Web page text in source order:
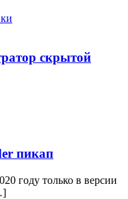
скрытой
пикап
году только в версии